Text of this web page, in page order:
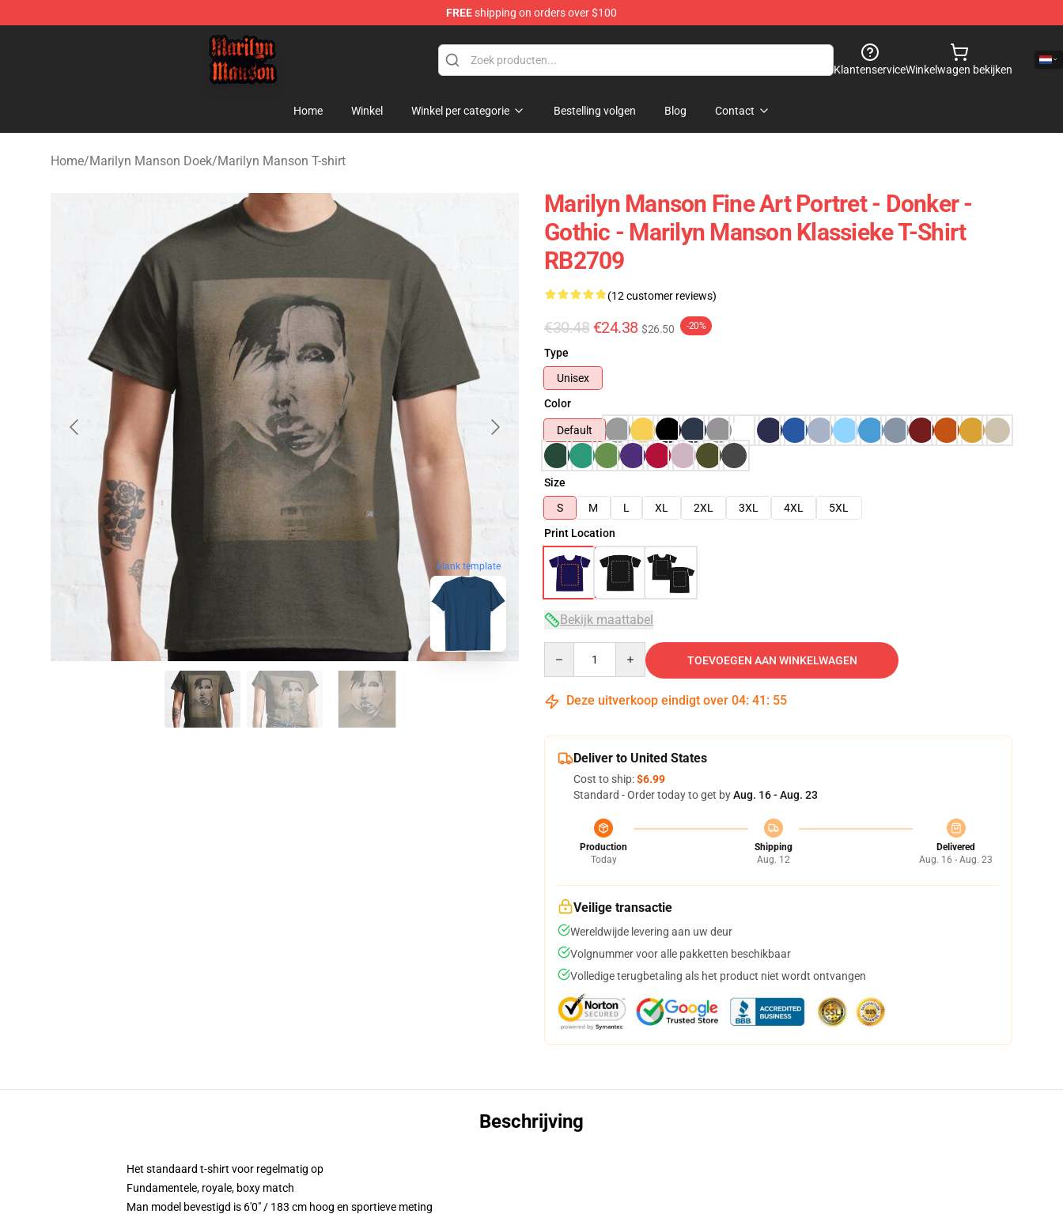
FREEshipping on orders over $100
Marilyn Manson Shop - Official Marilyn Manson Merchandise Store
KlantenserviceWinkelwagen bekijken
Home Winkel Winkel per categorie Bestelling volgen Blog Contact
Home/Marilyn Manson Doek/Marilyn Manson T-shirt
blank template
Marilyn Manson Fine Art Portret - Donker -
Gothic - Marilyn Manson Klassieke T-Shirt
RB2709
(12 customer reviews)
€30.48 €24.38 $26.50 -20%
Type
Unisex
Color
Default
Size
S
M L XL 2XL 3XL 4XL
5XL
Print Location
Bekijk maattabel
TOEVOEGEN AAN WINKELWAGEN
Deze uitverkoop eindigt over 04: 41 : 54
Deliver to United States
Cost to ship:$6.99
Standard - Order today to get byAug. 16 - Aug. 23
Production
Today
Shipping
Aug. 12
Delivered
Aug. 16 - Aug. 23
Veilige transactie
Wereldwijde levering aan uw deur
Volgnummer voor alle pakketten beschikbaar
Volledige terugbetaling als het product niet wordt ontvangen
Beschrijving
Het standaard t-shirt voor regelmatig op
Fundamentele, royale, boxy match
Man model bevestigd is 6'0" / 183 cm hoog en sportieve meting